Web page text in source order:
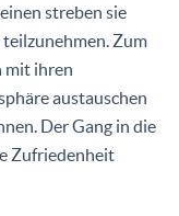
streben sie
Zum
mit ihren
austauschen
Der Gang in die
Zufriedenheit